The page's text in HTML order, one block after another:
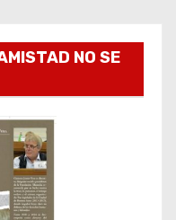
NO SE